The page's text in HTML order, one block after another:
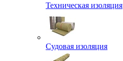
Техническая изоляция
Судовая изоляция